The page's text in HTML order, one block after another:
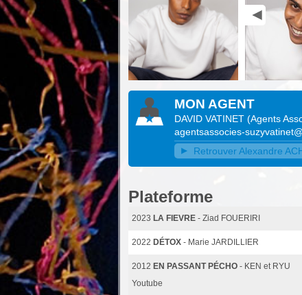
MON AGENT
DAVID VATINET (Agents
agentsassocies-
Retrouver Alexandre
Plateforme
2023 LA FIEVRE - Ziad FOUERIRI
2022 DÉTOX - Marie JARDILLIER
2012 EN PASSANT PÉCHO - KEN et RYU
Youtube